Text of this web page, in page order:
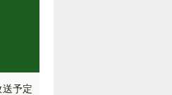
予定